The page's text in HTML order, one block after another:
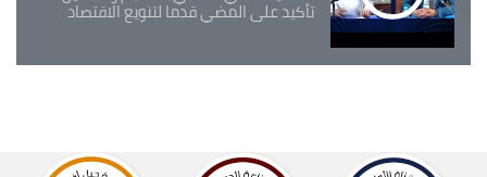
تأكيد على المضي قدما لتنويع الاقتصاد